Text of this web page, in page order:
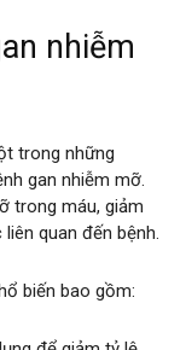
nhiễm
trong những
gan nhiễm mỡ.
trong máu, giảm
quan đến bệnh.
biến bao gồm: